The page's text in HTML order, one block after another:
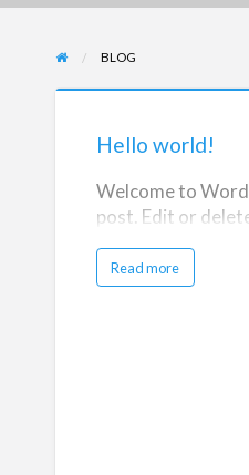
BLOG
world!
Hello world!
Welcome to
post. Edit or
Read morea
o